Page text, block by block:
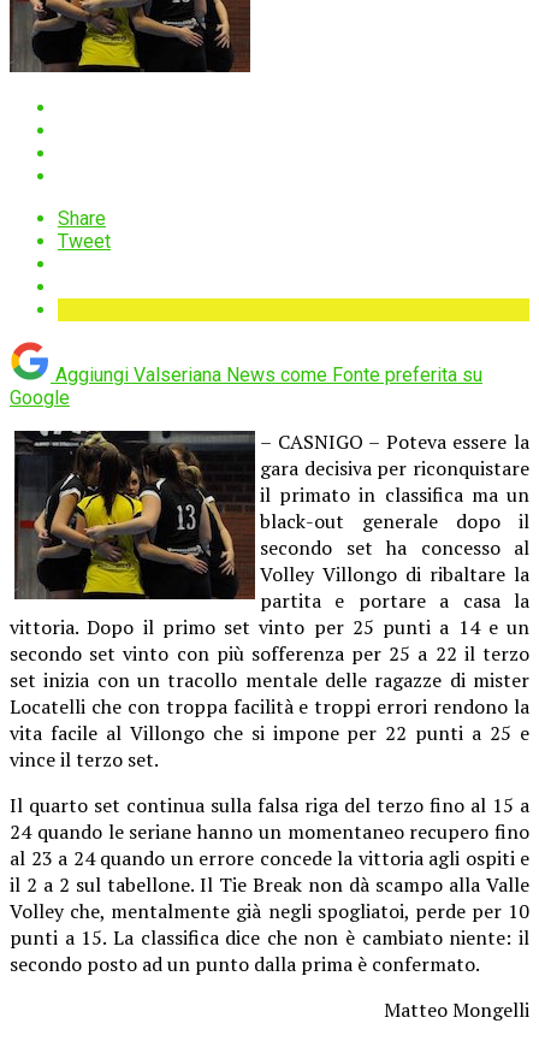
Share
Tweet
Aggiungi Valseriana News come Fonte preferita su
Google
– CASNIGO – Poteva essere la
gara decisiva per riconquistare
il primato in classifica ma un
black-out generale dopo il
secondo set ha concesso al
Volley Villongo di ribaltare la
partita e portare a casa la
vittoria. Dopo il primo set vinto per 25 punti a 14 e un
secondo set vinto con più sofferenza per 25 a 22 il terzo
set inizia con un tracollo mentale delle ragazze di mister
Locatelli che con troppa facilità e troppi errori rendono la
vita facile al Villongo che si impone per 22 punti a 25 e
vince il terzo set.
Il quarto set continua sulla falsa riga del terzo fino al 15 a
24 quando le seriane hanno un momentaneo recupero fino
al 23 a 24 quando un errore concede la vittoria agli ospiti e
il 2 a 2 sul tabellone. Il Tie Break non dà scampo alla Valle
Volley che, mentalmente già negli spogliatoi, perde per 10
punti a 15. La classifica dice che non è cambiato niente: il
secondo posto ad un punto dalla prima è confermato.
Matteo Mongelli